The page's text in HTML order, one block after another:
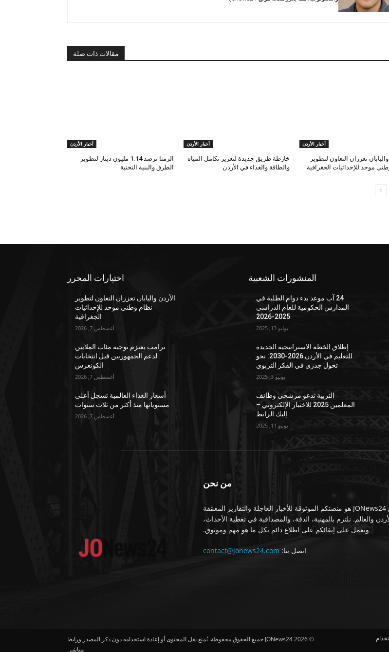
مقالات ذات صلة
أخبار الأردن
واليابان تعززان التعاون لتطوير
موحد للإحداثيات الجغرافية
أخبار الأردن
خارطة طريق جديدة لتعزيز تكامل المياه
والطاقة والغذاء في الأردن
أخبار الأردن
الرمثا ترصد 1.14 مليون دينار لتطوير
الطرق والبنية التحتية
اختيارات المحرر
الأردن واليابان تعززان التعاون لتطوير
نظام وطني موحد للإحداثيات
الجغرافية
أغسطس 7, 2026
ترامب يعتزم توجيه مئات الملايين
لدعم الجمهوريين قبل انتخابات
الكونغرس
أغسطس 7, 2026
أسعار الغذاء العالمية تسجل أعلى
مستوياتها منذ أكثر من ثلاث سنوات
أغسطس 7, 2026
المنشورات الشعبية
24 آب موعد بدء دوام الطلبة في
المدارس الحكومية للعام الدراسي
2025-2026
يوليو 13, 2025
إطلاق الخطة الاستراتيجية الجديدة
للتعليم في الأردن 2026-2030: نحو
تحول جذري في الفكر التربوي
يونيو 3, 2025
التربية تدعو مرشحي وظائف
المعلمين 2025 للاختبار الإلكتروني –
إليك الرابط
يونيو 11, 2025
من نحن
موقع JONews24 هو منصتكم الموثوقة للأخبار العاجلة والتقارير المعمّقة
والعالم. نلتزم بالمهنية، الدقة، والمصداقية في تغطية الأحداث،
ونعمل على إبقائكم على اطلاع دائم بكل ما هو مهم وموثوق.
اتصل بنا: contact@jonews24.com
© 2026 JONews24 جميع الحقوق محفوظة. يُمنع نقل المحتوى أو إعادة استخدامه دون ذكر المصدر ورابط
مباشر.